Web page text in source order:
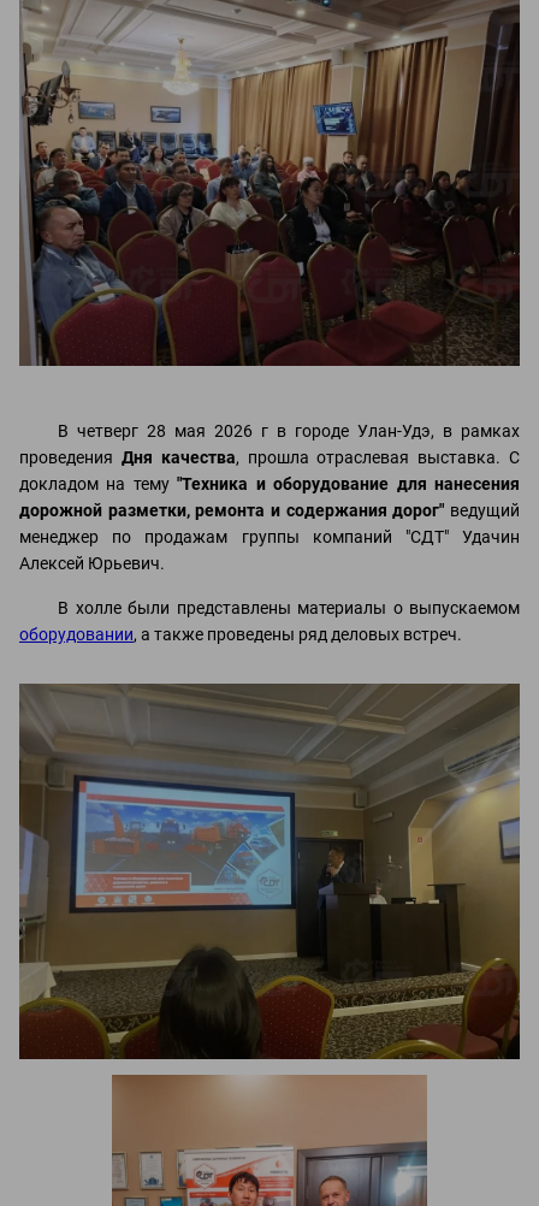
В четверг 28 мая 2026 г в городе Улан-Удэ, в рамках
проведения Дня качества, прошла отраслевая выставка. С
докладом на тему"Техника и оборудование для нанесения
дорожной разметки, ремонта и содержания дорог" ведущий
менеджер по продажам группы компаний "СДТ" Удачин
Алексей Юрьевич.
В холле были представлены материалы о выпускаемом
оборудовании, а также проведены ряд деловых встреч.